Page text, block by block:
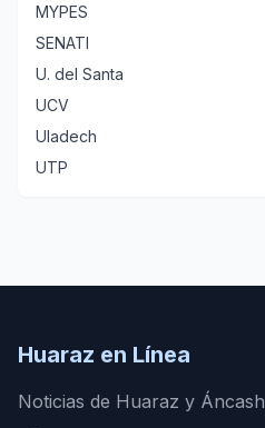
MYPES
SENATI
U. del Santa
UCV
Uladech
UTP
Huaraz en Línea
Noticias de Huaraz y Áncash